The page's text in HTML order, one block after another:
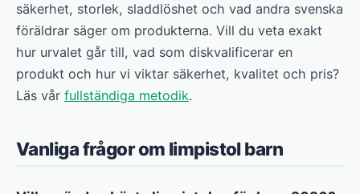
säkerhet, storlek, sladdlöshet och vad andra svenska
föräldrar säger om produkterna. Vill du veta exakt
hur urvalet går till, vad som diskvalificerar en
produkt och hur vi viktar säkerhet, kvalitet och pris?
Läs vår fullständiga metodik.
Vanliga frågor om limpistol barn